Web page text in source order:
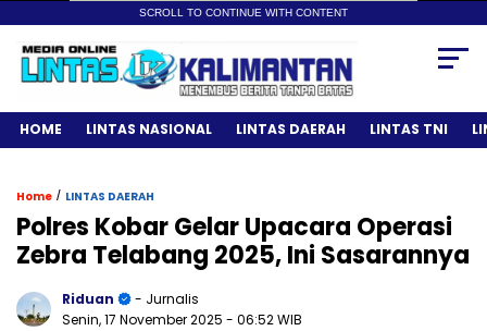
SCROLL TO CONTINUE WITH CONTENT
HOME LINTAS NASIONAL LINTAS DAERAH LINTAS TNI
Home / LINTAS DAERAH
Polres Kobar Gelar Upacara Operasi
Zebra Telabang 2025, Ini Sasarannya
Riduan
- Jurnalis
Senin, 17 November 2025 - 06:52 WIB